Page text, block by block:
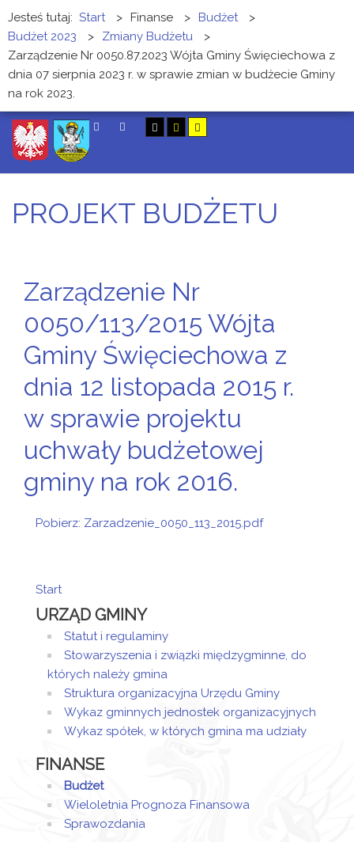
Jesteś tutaj: Start > Finanse > Budżet
>
Budżet 2023
> Zmiany Budżetu
>
Zarządzenie Nr 0050.87.2023 Wójta Gminy Święciechowa z
dnia 07 sierpnia 2023 r. w sprawie zmian w budżecie Gminy
na rok 2023.
PROJEKT BUDŻETU
Zarządzenie Nr
0050/113/2015 Wójta
Gminy Święciechowa z
dnia 12 listopada 2015 r.
w sprawie projektu
uchwały budżetowej
gminy na rok 2016.
Pobierz: Zarzadzenie_0050_113_2015.pdf
Start
URZĄD GMINY
Statut i regulaminy
Stowarzyszenia i związki międzygminne, do
których należy gmina
Struktura organizacyjna Urzędu Gminy
Wykaz gminnych jednostek organizacyjnych
Wykaz spółek, w których gmina ma udziały
FINANSE
Budżet
Wieloletnia Prognoza Finansowa
Sprawozdania